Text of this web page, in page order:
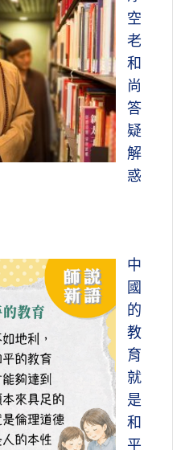
空
老
和
尚
答
疑
解
惑
中
國
的
教
育
就
是
和
平